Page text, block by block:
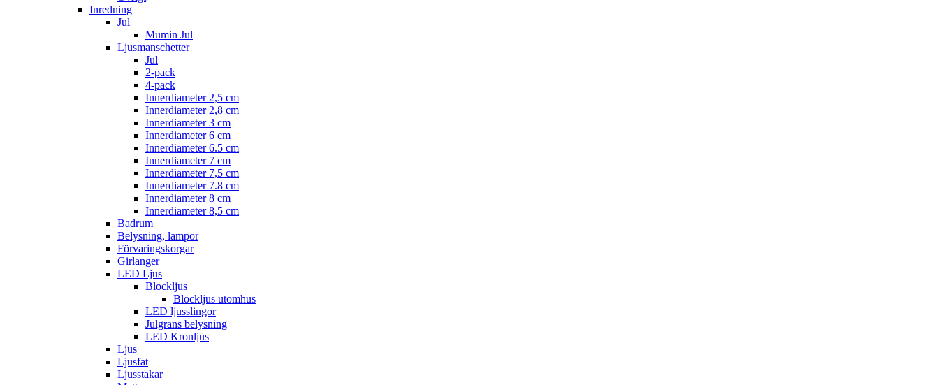
Inredning
Jul
Mumin Jul
Ljusmanschetter
Jul
2-pack
4-pack
Innerdiameter 2,5 cm
Innerdiameter 2,8 cm
Innerdiameter 3 cm
Innerdiameter 6 cm
Innerdiameter 6.5 cm
Innerdiameter 7 cm
Innerdiameter 7,5 cm
Innerdiameter 7.8 cm
Innerdiameter 8 cm
Innerdiameter 8,5 cm
Badrum
Belysning, lampor
Förvaringskorgar
Girlanger
LED Ljus
Blockljus
Blockljus utomhus
LED ljusslingor
Julgrans belysning
LED Kronljus
Ljus
Ljusfat
Ljusstakar